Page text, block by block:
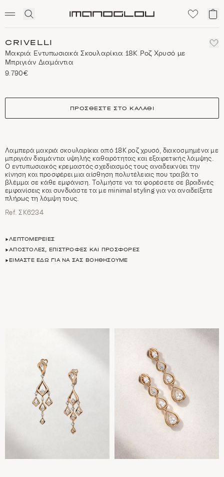
Click
search
Το
CRIVELLI
Μακριά Εντυπωσιακά Σκουλαρίκια 18Κ Ροζ Χρυσό με
Μπριγιάν Διαμάντια
9.790€
size
ΠΡΟΣΘΈΣΤΕ ΣΤΟ ΚΑΛΆΘΙ
Λαμπερά μακριά σκουλαρίκια από 18Κ ροζ χρυσό, διακοσμημένα με
μπριγιάν διαμάντια υψηλής καθαρότητας και εξαιρετικής λάμψης.
Ο εντυπωσιακός κρεμαστός σχεδιασμός τους αναδεικνύει την
κίνηση και προσφέρει μια αίσθηση πολυτέλειας που τραβά το
βλέμμα σε κάθε εμφάνιση. Τολμήστε να τα φορέσετε σε βραδινές
εμφανίσεις και συνδυάστε τα με minimal styling για να αναδείξετε
πλήρως τη λάμψη τους.
Ref. ΣΚ6234
ΛΕΠΤΟΜΈΡΕΙΕΣ
ΑΠΟΣΤΟΛΈΣ, ΕΠΙΣΤΡΟΦΈΣ ΚΑΙ ΠΡΟΣΦΟΡΈΣ
ΕΊΜΑΣΤΕ ΕΔΏ ΓΙΑ ΝΑ ΣΑΣ ΒΟΗΘΉΣΟΥΜΕ